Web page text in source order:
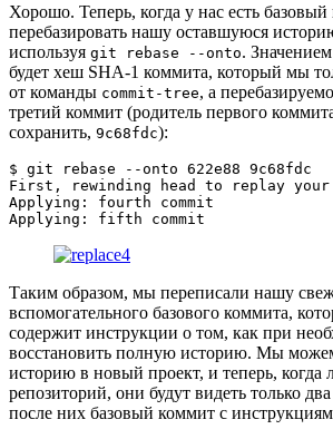
Хорошо. Теперь, когда у нас есть
перебазировать нашу оставшуюся
используя git rebase --onto.
будет хеш SHA-1 коммита, который мы
от команды commit-tree, а
третий коммит (родитель первого
сохранить, 9c68fdc):
$ git rebase --onto 622e88 9c68fdc
First, rewinding
head to replay your
Applying: fourth commit
Applying: fifth commit
Таким образом, мы переписали нашу
вспомогательного базового коммита,
содержит инструкции о том, как при
восстановить полную историю. Мы
историю в новый проект, и теперь,
репозиторий, они будут видеть только
после них базовый коммит с